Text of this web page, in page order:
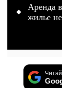
Аренда
жилье